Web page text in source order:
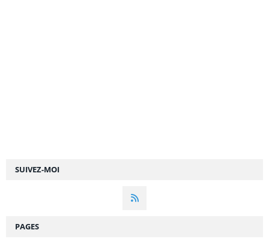
SUIVEZ-MOI
PAGES